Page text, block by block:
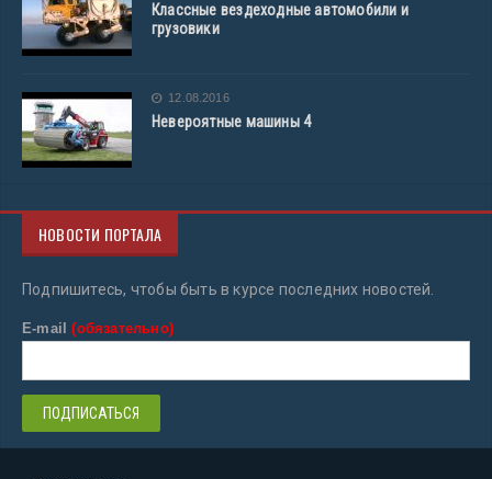
Классные вездеходные автомобили и
грузовики
12.08.2016
Невероятные машины 4
НОВОСТИ ПОРТАЛА
Подпишитесь, чтобы быть в курсе последних новостей.
E-mail(обязательно)